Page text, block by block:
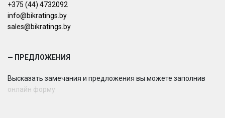
+375 (44) 4732092
info@bikratings.by
sales@bikratings.by
— ПРЕДЛОЖЕНИЯ
Высказать замечания и предложения вы можете заполнив
онлайн форму